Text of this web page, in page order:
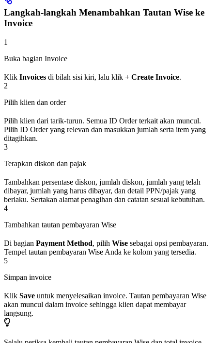
Langkah-langkah Menambahkan Tautan Wise ke
Invoice
1
Buka bagian Invoice
Klik Invoices di bilah sisi kiri, lalu klik + Create Invoice.
2
Pilih klien dan order
Pilih klien dari tarik-turun. Semua ID Order terkait akan muncul.
Pilih ID Order yang relevan dan masukkan jumlah serta item yang
ditagihkan.
3
Terapkan diskon dan pajak
Tambahkan persentase diskon, jumlah diskon, jumlah yang telah
dibayar, jumlah yang harus dibayar, dan detail PPN/pajak yang
berlaku. Sertakan alamat penagihan dan catatan sesuai kebutuhan.
4
Tambahkan tautan pembayaran Wise
Di bagian Payment Method, pilih Wise sebagai opsi pembayaran.
Tempel tautan pembayaran Wise Anda ke kolom yang tersedia.
5
Simpan invoice
Klik Save untuk menyelesaikan invoice. Tautan pembayaran Wise
akan muncul dalam invoice sehingga klien dapat membayar
langsung.